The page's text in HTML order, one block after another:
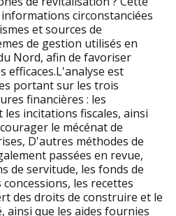
circonstanciées
et sources de
de gestion utilisés en
Nord, afin de favoriser
efficaces.L'analyse est
portant sur les trois
financières : les
incitations fiscales, ainsi
le mécénat de
D'autres méthodes de
passées en revue,
de servitude, les fonds de
les recettes
des droits de construire et le
ainsi que les aides fournies